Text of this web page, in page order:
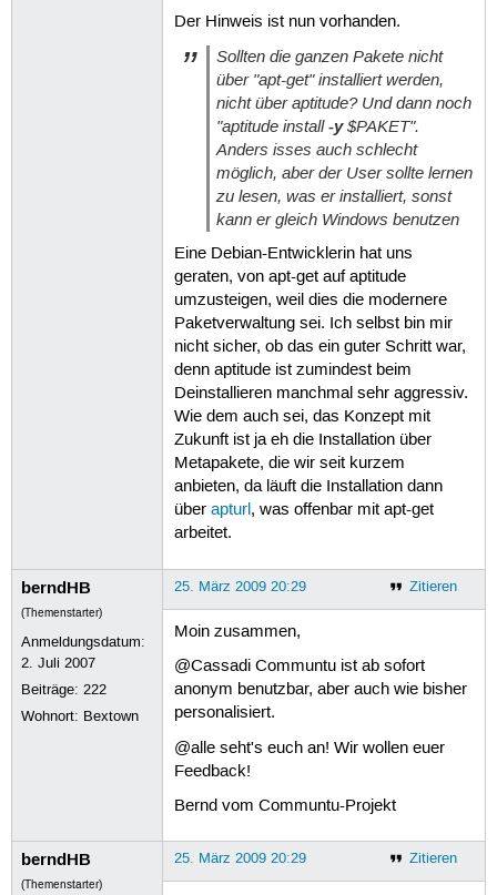
Der Hinweis ist nun vorhanden.
Sollten die ganzen Pakete nicht
über "apt-get" installiert werden,
nicht über aptitude? Und dann noch
"aptitude install-y$PAKET".
Anders isses auch schlecht
möglich, aber der User sollte lernen
zu lesen, was er installiert, sonst
kann er gleich Windows benutzen
Eine Debian-Entwicklerin hat uns
geraten, von apt-get auf aptitude
umzusteigen, weil dies die modernere
Paketverwaltung sei. Ich selbst bin mir
nicht sicher, ob das ein guter Schritt war,
denn aptitude ist zumindest beim
Deinstallieren manchmal sehr aggressiv.
Wie dem auch sei, das Konzept mit
Zukunft ist ja eh die Installation über
Metapakete, die wir seit kurzem
anbieten, da läuft die Installation dann
über apturl, was offenbar mit apt-get
arbeitet.
berndHB
(Themenstarter)
Anmeldungsdatum:
2. Juli 2007
Beiträge:222
Wohnort: Bextown
Zitieren
25. März 2009 20:29
Moin zusammen,
@Cassadi Communtu ist ab sofort
anonym benutzbar, aber auch wie bisher
personalisiert.
@alle seht's euch an! Wir wollen euer
Feedback!
Bernd vom Communtu-Projekt
berndHB
(Themenstarter)
Zitieren
25. März 2009 20:29